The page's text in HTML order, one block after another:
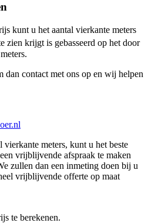
kunt u het aantal vierkante meters
zien krijgt is gebasseerd op het door
dan contact met ons op en wij helpen
vierkante meters, kunt u het beste
vrijblijvende afspraak te maken
zullen dan een inmeting doen bij u
vrijblijvende offerte op maat
te berekenen.